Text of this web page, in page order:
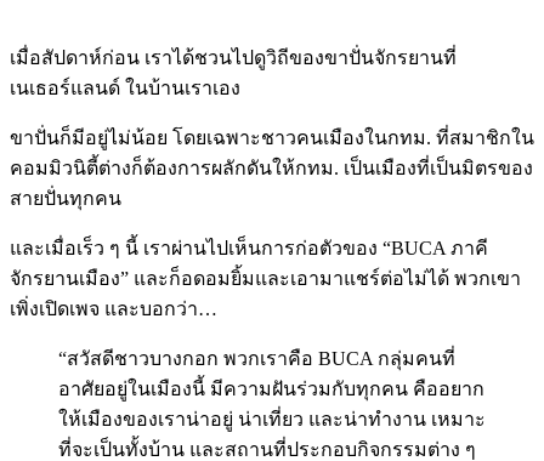
เมื่อสัปดาห์ก่อน เราได้ชวนไปดูวิถีของขาปั่นจักรยานที่
เนเธอร์แลนด์ ในบ้านเราเอง
ขาปั่นก็มีอยู่ไม่น้อย โดยเฉพาะชาวคนเมืองในกทม. ที่สมาชิกใน
คอมมิวนิตี้ต่างก็ต้องการผลักดันให้กทม. เป็นเมืองที่เป็นมิตรของ
สายปั่นทุกคน
และเมื่อเร็ว ๆ นี้ เราผ่านไปเห็นการก่อตัวของ “BUCA ภาคี
จักรยานเมือง” และก็อดอมยิ้มและเอามาแชร์ต่อไม่ได้ พวกเขา
เพิ่งเปิดเพจ และบอกว่า…
“สวัสดีชาวบางกอก พวกเราคือ BUCA กลุ่มคนที่
อาศัยอยู่ในเมืองนี้ มีความฝันร่วมกับทุกคน คืออยาก
ให้เมืองของเราน่าอยู่ น่าเที่ยว และน่าทำงาน เหมาะ
ที่จะเป็นทั้งบ้าน และสถานที่ประกอบกิจกรรมต่าง ๆ